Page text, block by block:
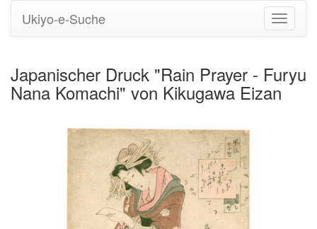
Ukiyo-e-Suche
Japanischer Druck "Rain Prayer - Furyu
Nana Komachi" von Kikugawa Eizan